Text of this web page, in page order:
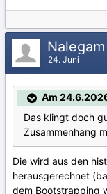
Nalegam
24. Juni
Am
Das klingt doch
Zusammenhang
Die wird aus den
herausgerechnet
dem Bootstrapping